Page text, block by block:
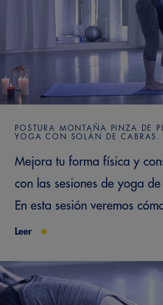
POSTURA MONTAÑA PINZA DE
YOGA CON SOLÁN DE CABRAS.
Mejora tu forma física y
con las sesiones de yoga
En esta sesión veremos
Leer